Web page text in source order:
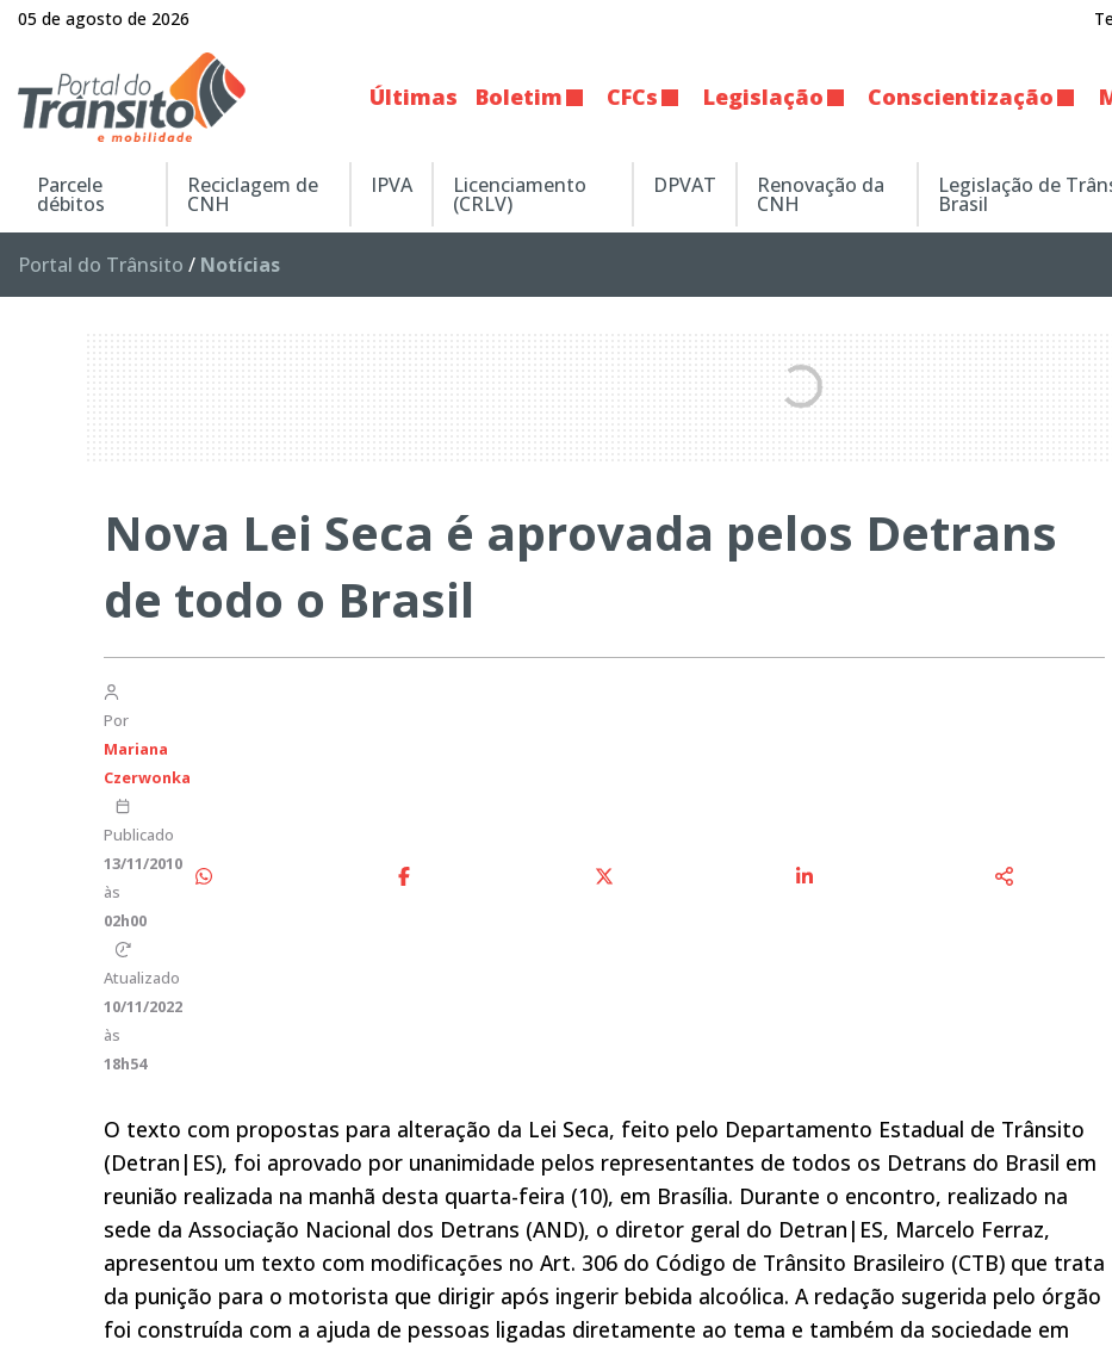
05 de agosto de 2026
Últimas Boletim CFCs Legislação Conscientização
Parcele
débitos
Reciclagem de
CNH
IPVA Licenciamento
(CRLV)
DPVAT Renovação da
CNH
Legislação de
Brasil
Portal do Trânsito / Notícias
Nova Lei Seca é aprovada pelos Detrans
de todo o Brasil
Por
Mariana
Czerwonka
Publicado
13/11/2010
às
02h00
Atualizado
10/11/2022
às
18h54
O texto com propostas para alteração da Lei Seca, feito pelo Departamento Estadual de Trânsito
(Detran|ES), foi aprovado por unanimidade pelos representantes de todos os Detrans do Brasil em
reunião realizada na manhã desta quarta-feira (10), em Brasília. Durante o encontro, realizado na
sede da Associação Nacional dos Detrans (AND), o diretor geral do Detran|ES, Marcelo Ferraz,
apresentou um texto com modificações no Art. 306 do Código de Trânsito Brasileiro (CTB) que trata
da punição para o motorista que dirigir após ingerir bebida alcoólica. A redação sugerida pelo órgão
foi construída com a ajuda de pessoas ligadas diretamente ao tema e também da sociedade em